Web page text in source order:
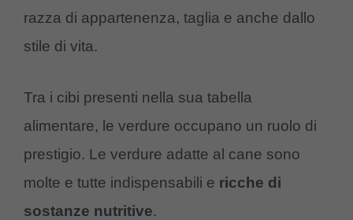
razza di appartenenza, taglia e anche dallo
stile di vita.
Tra i cibi presenti nella sua tabella
alimentare, le verdure occupano un ruolo di
prestigio. Le verdure adatte al cane sono
molte e tutte indispensabili e ricche di
sostanze nutritive.